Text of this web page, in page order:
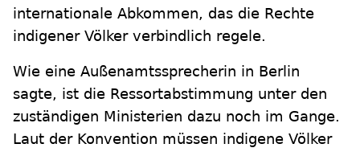
internationale Abkommen, das die Rechte
indigener Völker verbindlich regele.
Wie eine Außenamtssprecherin in Berlin
sagte, ist die Ressortabstimmung unter den
zuständigen Ministerien dazu noch im Gange.
Laut der Konvention müssen indigene Völker